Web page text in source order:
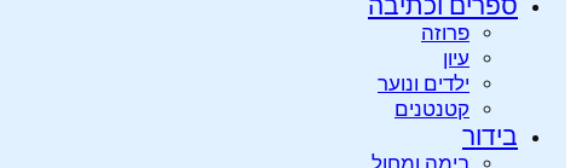
ספרים וכתיבה
פרוזה
עיון
ילדים ונוער
קטנטנים
בידור
בימה ומחול